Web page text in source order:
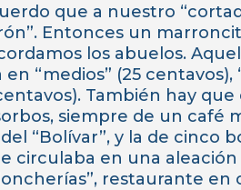
que a nuestro
Entonces un
los abuelos.
“medios” (25 centavos),
También hay
siempre de un café
“Bolívar”, y la de cinco
circulaba en una
restaurante en